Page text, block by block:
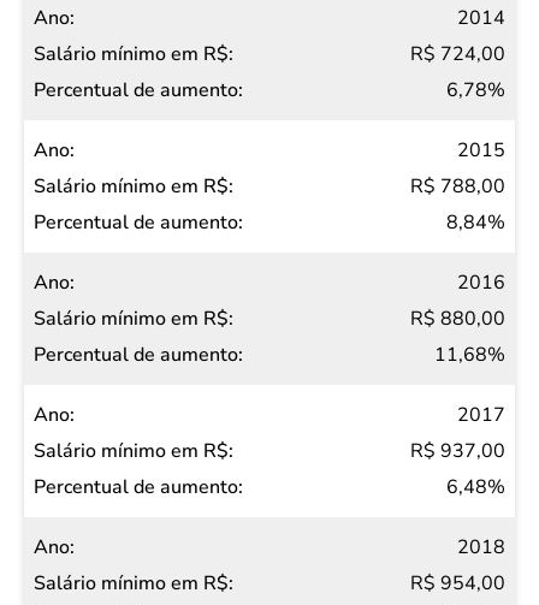
2014
R$ 724,00
6,78%
2015
R$ 788,00
8,84%
2016
R$ 880,00
11,68%
2017
R$ 937,00
6,48%
2018
R$ 954,00